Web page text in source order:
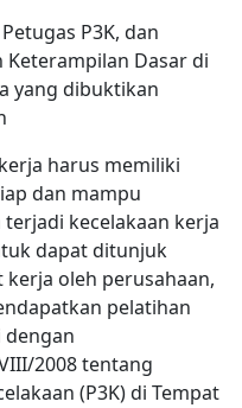
P3K, dan
Dasar di
yang dibuktikan
harus memiliki
dan mampu
kecelakaan kerja
dapat ditunjuk
kerja oleh perusahaan,
pelatihan
2008 tentang
(P3K) di Tempat